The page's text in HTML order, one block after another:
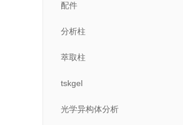
配件
分析柱
萃取柱
tskgel
光学异构体分析